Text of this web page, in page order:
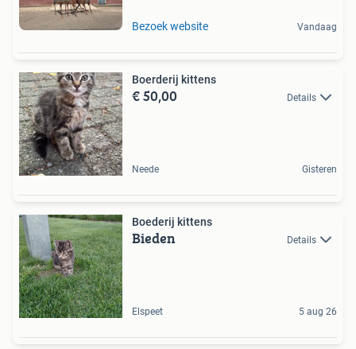
Bezoek website Vandaag
Boerderij kittens
€ 50,00 Details
Neede Gisteren
Boederij kittens
Bieden Details
Elspeet 5 aug 26